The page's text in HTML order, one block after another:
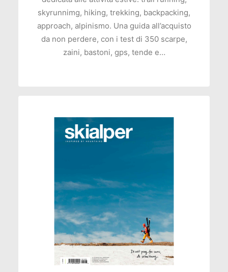
skyrunnimg, hiking, trekking, backpacking,
approach, alpinismo. Una guida all’acquisto
da non perdere, con i test di 350 scarpe,
zaini, bastoni, gps, tende e…